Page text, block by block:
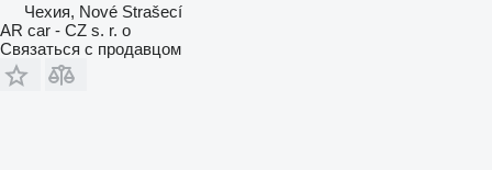
Чехия, Nové Strašecí
AR car - CZ s. r. o
Связаться с продавцом